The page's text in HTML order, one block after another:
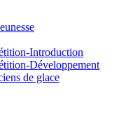
Introduction
Développement
de glace